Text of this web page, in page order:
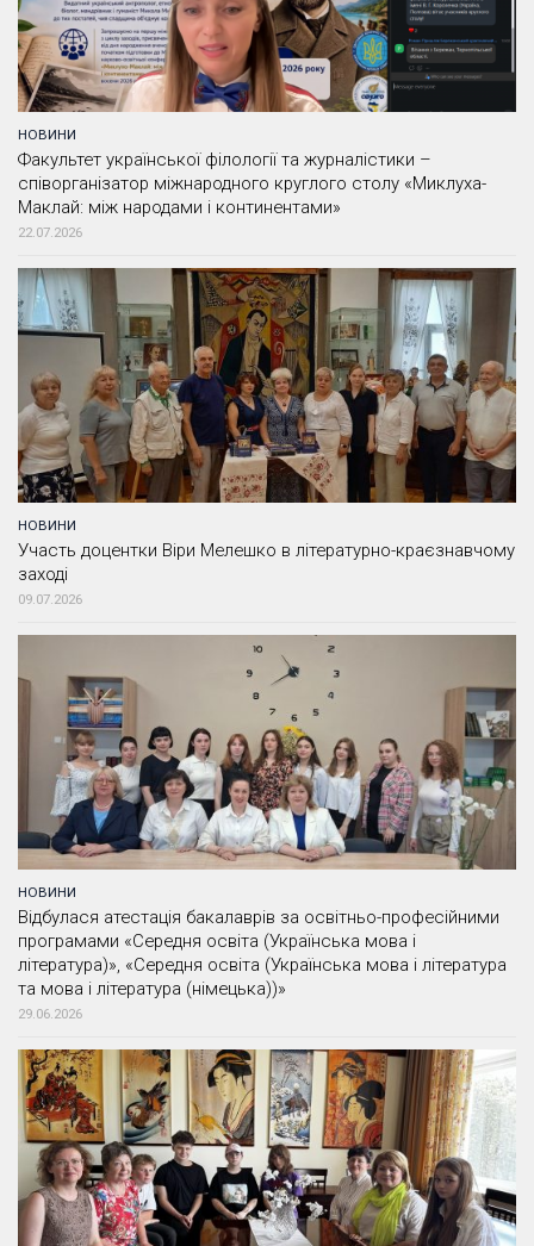
НОВИНИ
Факультет української філології та журналістики –
співорганізатор міжнародного круглого столу «Миклуха-
Маклай: між народами і континентами»
22.07.2026
НОВИНИ
Участь доцентки Віри Мелешко в літературно-краєзнавчому
заході
09.07.2026
НОВИНИ
Відбулася атестація бакалаврів за освітньо-професійними
програмами «Середня освіта (Українська мова і
література)», «Середня освіта (Українська мова і література
та мова і література (німецька))»
29.06.2026